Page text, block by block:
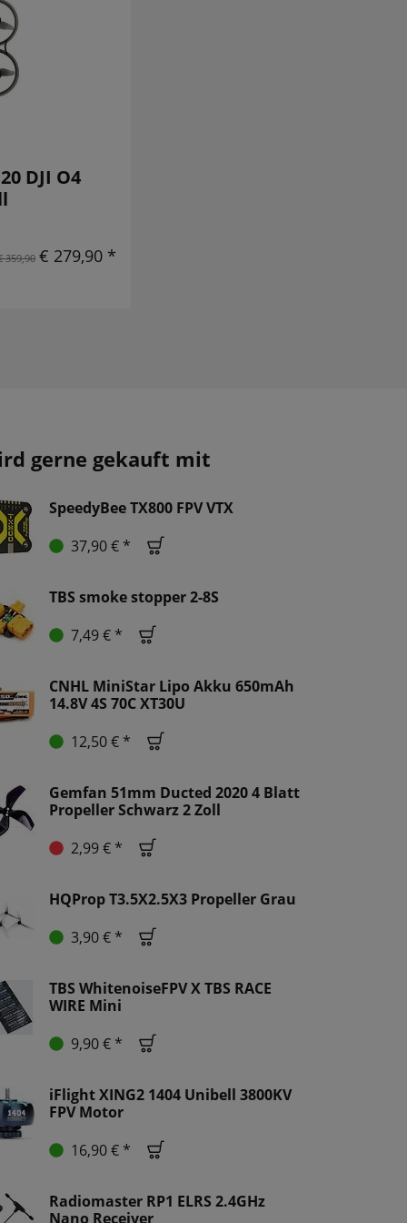
DJI O4
359,90 € 279,90 *
gerne gekauft mit
SpeedyBee TX800 FPV VTX
37,90 € *
TBS smoke stopper 2-8S
7,49 € *
CNHL MiniStar Lipo Akku 650mAh
14.8V 4S 70C XT30U
12,50 € *
Gemfan 51mm Ducted 2020 4 Blatt
Propeller Schwarz 2 Zoll
2,99 € *
HQProp T3.5X2.5X3 Propeller Grau
3,90 € *
TBS WhitenoiseFPV X TBS RACE
WIRE Mini
9,90 € *
iFlight XING2 1404 Unibell 3800KV
FPV Motor
16,90 € *
Radiomaster RP1 ELRS 2.4GHz
Nano Receiver